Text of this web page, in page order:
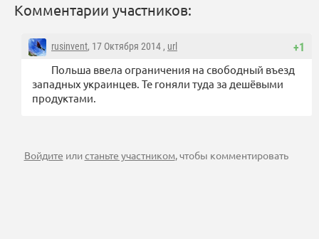
Комментарии участников:
+1
rusinvent, 17 Октября 2014 , url
Польша ввела ограничения на свободный въезд
западных украинцев. Те гоняли туда за дешёвыми
продуктами.
Войдите илистаньте участником, чтобы комментировать